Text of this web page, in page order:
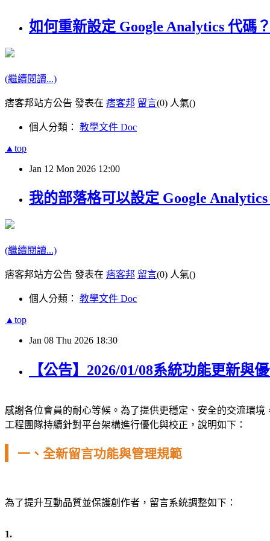
如何重新設定 Google Analytics 代碼？
(繼續閱讀...)
痞客邦站方公告 發表在 痞客邦 留言(0) 人氣()
個人分類： 教學文件 Doc
▲top
Jan 12 Mon 2026 12:00
我的部落格可以設定 Google Analytics
(繼續閱讀...)
痞客邦站方公告 發表在 痞客邦 留言(0) 人氣()
個人分類： 教學文件 Doc
▲top
Jan 08 Thu 2026 18:30
【公告】2026/01/08系統功能更新與
感謝各位會員的耐心等候。為了提供更穩定、安全的交流環境
工程團隊持續針對平台架構進行優化與校正，說明如下：
一、全新留言功能與管理規範
為了提升互動品質並保護創作者，留言系統調整如下：
1.